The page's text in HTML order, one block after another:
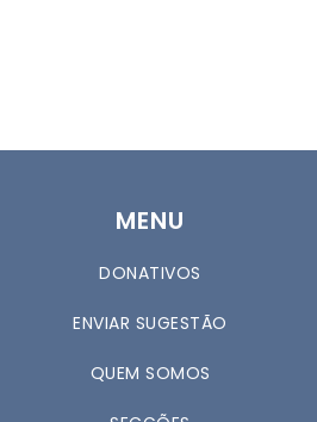
MENU
DONATIVOS
ENVIAR SUGESTÃO
QUEM SOMOS